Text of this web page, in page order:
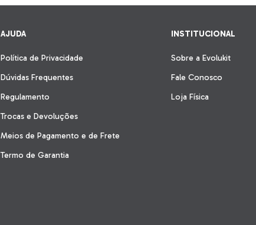
AJUDA
Política de Privacidade
Dúvidas Frequentes
Regulamento
Trocas e Devoluções
Meios de Pagamento e de Frete
Termo de Garantia
INSTITUCIONAL
Sobre a Evolukit
Fale Conosco
Loja Física